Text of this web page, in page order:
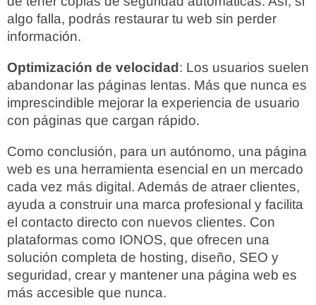
algo falla, podrás restaurar tu web sin perder
información.
Optimización de velocidad: Los usuarios suelen
abandonar las páginas lentas. Más que nunca es
imprescindible mejorar la experiencia de usuario
con páginas que cargan rápido.
Como conclusión, para un autónomo, una página
web es una herramienta esencial en un mercado
cada vez más digital. Además de atraer clientes,
ayuda a construir una marca profesional y facilita
el contacto directo con nuevos clientes. Con
plataformas como IONOS, que ofrecen una
solución completa de hosting, diseño, SEO y
seguridad, crear y mantener una página web es
más accesible que nunca.